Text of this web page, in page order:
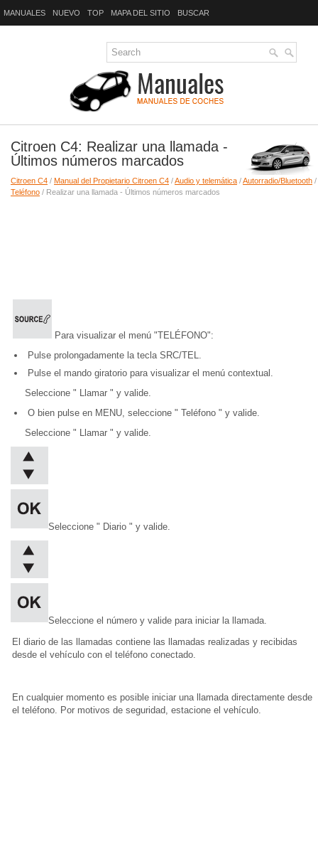
MANUALES NUEVO TOP MAPA DEL SITIO BUSCAR
Citroen C4: Realizar una llamada -
Últimos números marcados
Citroen C4 / Manual del Propietario Citroen C4 /Audio y telemática /Autorradio/Bluetooth /
Teléfono / Realizar una llamada - Últimos números marcados
Para visualizar el menú "TELÉFONO":
Pulse prolongadamente la tecla SRC/TEL.
Pulse el mando giratorio para visualizar el menú contextual.
Seleccione " Llamar " y valide.
O bien pulse en MENU, seleccione " Teléfono " y valide.
Seleccione " Llamar " y valide.
Seleccione " Diario " y valide.
Seleccione el número y valide para iniciar la llamada.
El diario de las llamadas contiene las llamadas realizadas y recibidas
desde el vehículo con el teléfono conectado.
En cualquier momento es posible iniciar una llamada directamente desde
el teléfono. Por motivos de seguridad, estacione el vehículo.